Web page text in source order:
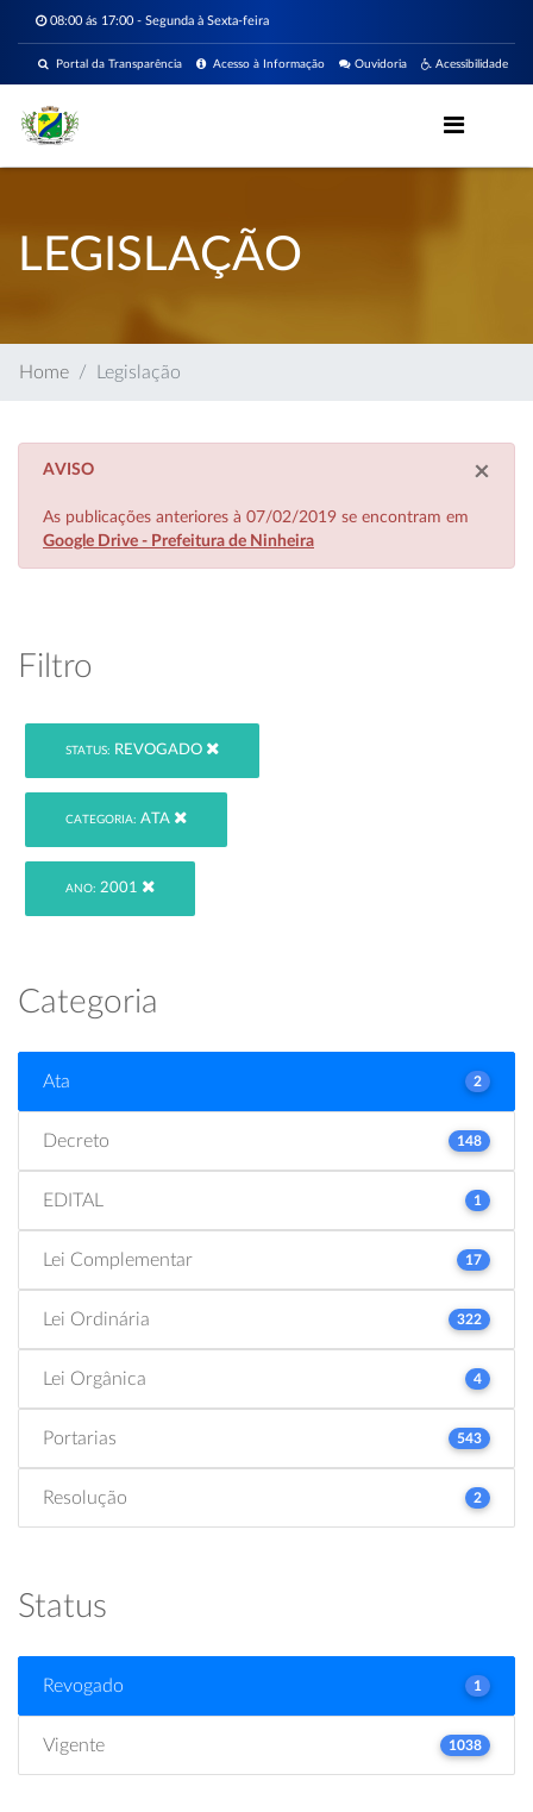
08:00 ás 17:00 - Segunda à Sexta-feira
Acessibilidade
Ouvidoria
Acesso à Informação
Portal da Transparência
LEGISLAÇÃO
Home Legislação
×
AVISO
As publicações anteriores à 07/02/2019 se encontram em
Google Drive - Prefeitura de Ninheira
Filtro
STATUS: REVOGADO
CATEGORIA: ATA
ANO: 2001
Categoria
Ata 2
Decreto 148
EDITAL 1
Lei Complementar 17
Lei Ordinária 322
Lei Orgânica 4
Portarias 543
Resolução 2
Status
Revogado 1
Vigente 1038